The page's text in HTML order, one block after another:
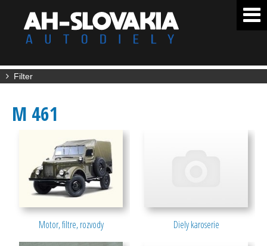
Filter
M 461
Motor, filtre, rozvody Diely karoserie